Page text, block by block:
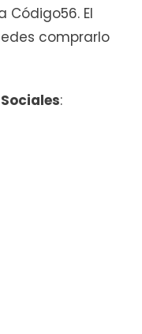
Código56. El
comprarlo
: